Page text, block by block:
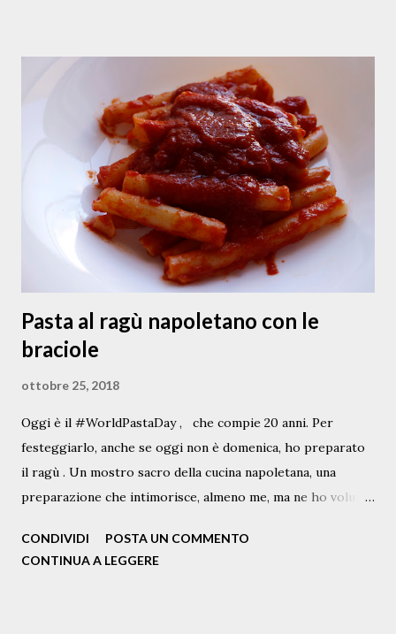
minestrina, in padella, stufate con olive e capperi, nella
cianfotta, con la pasta oppure crude nelle insalate, quando
si trovano fresche, in estate. Nella stagione invernale,
quando si trovano solo sott’aceto, sono utilizzate nell’
insalata di rinforzo a Natale o soffritte come contorno
della carne di maiale nei mesi più freddi (e lì ci sta bene
anche qualche papaccella piccante o forte ). Questa
versione della papacce...
Pasta al ragù napoletano con le
braciole
ottobre 25, 2018
Oggi è il #WorldPastaDay , che compie 20 anni. Per
festeggiarlo, anche se oggi non è domenica, ho preparato
il ragù . Un mostro sacro della cucina napoletana, una
preparazione che intimorisce, almeno me, ma ne ho voluto
classico Ragù, ma quello con le braciole, diciamo un ragù "
CONDIVIDI
POSTA UN COMMENTO
CONTINUA A LEGGERE